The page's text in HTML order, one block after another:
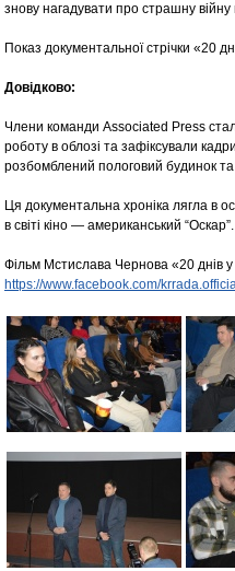
знову нагадувати про страшну війну
Показ документальної стрічки «20
Довідково:
Члени команди Associated Press
роботу в облозі та зафіксували
розбомблений пологовий будинок та
Ця документальна хроніка лягла в
в світі кіно — американський “Оскар”.
Фільм Мстислава Чернова «20 днів
https://www.facebook.com/